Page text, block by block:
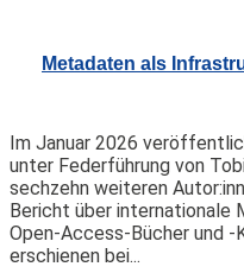
Metadaten als
Im Januar 2026
unter Federführung von
sechzehn weiteren
Bericht über internationale
Open-Access-Bücher und -
erschienen bei...